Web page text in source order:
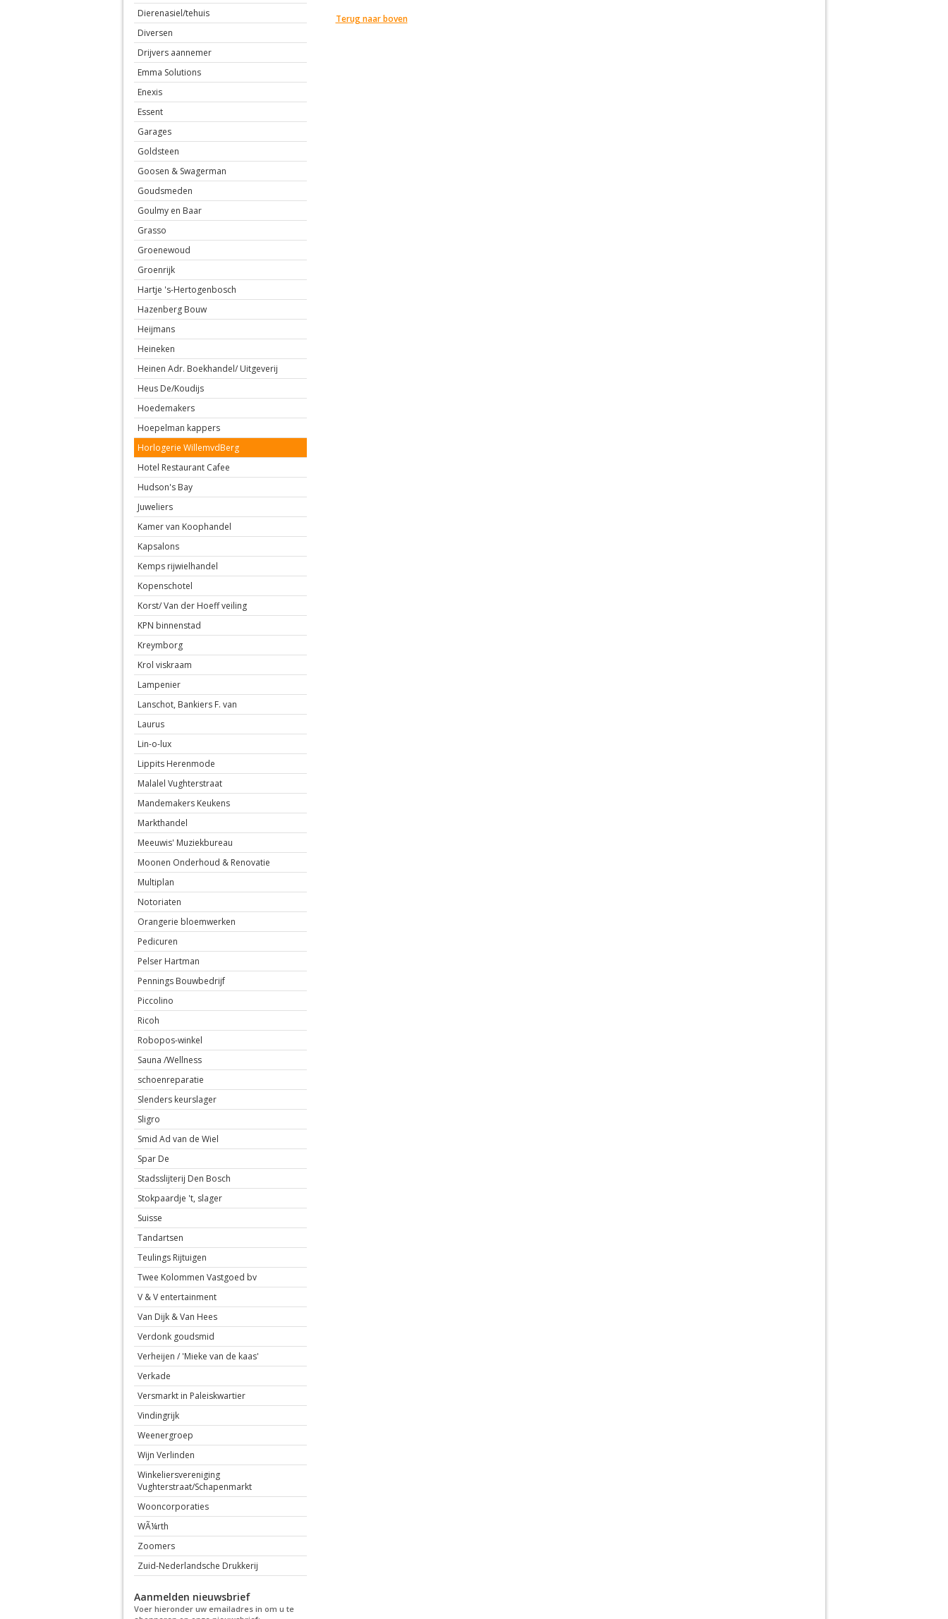
Dierenasiel/tehuis
Diversen
Drijvers aannemer
Emma Solutions
Enexis
Essent
Garages
Goldsteen
Goosen & Swagerman
Goudsmeden
Goulmy en Baar
Grasso
Groenewoud
Groenrijk
Hartje 's-Hertogenbosch
Hazenberg Bouw
Heijmans
Heineken
Heinen Adr. Boekhandel/ Uitgeverij
Heus De/Koudijs
Hoedemakers
Hoepelman kappers
Horlogerie WillemvdBerg
Hotel Restaurant Cafee
Hudson's Bay
Juweliers
Kamer van Koophandel
Kapsalons
Kemps rijwielhandel
Kopenschotel
Korst/ Van der Hoeff veiling
KPN binnenstad
Kreymborg
Krol viskraam
Lampenier
Lanschot, Bankiers F. van
Laurus
Lin-o-lux
Lippits Herenmode
Malalel Vughterstraat
Mandemakers Keukens
Markthandel
Meeuwis' Muziekbureau
Moonen Onderhoud & Renovatie
Multiplan
Notoriaten
Orangerie bloemwerken
Pedicuren
Pelser Hartman
Pennings Bouwbedrijf
Piccolino
Ricoh
Robopos-winkel
Sauna /Wellness
schoenreparatie
Slenders keurslager
Sligro
Smid Ad van de Wiel
Spar De
Stadsslijterij Den Bosch
Stokpaardje 't, slager
Suisse
Tandartsen
Teulings Rijtuigen
Twee Kolommen Vastgoed bv
V & V entertainment
Van Dijk & Van Hees
Verdonk goudsmid
Verheijen / 'Mieke van de kaas'
Verkade
Versmarkt in Paleiskwartier
Vindingrijk
Weenergroep
Wijn Verlinden
Winkeliersvereniging
Vughterstraat/Schapenmarkt
Wooncorporaties
WÃ¼rth
Zoomers
Zuid-Nederlandsche Drukkerij
Aanmelden nieuwsbrief
Voer hieronder uw emailadres in om u te
Terug naar boven